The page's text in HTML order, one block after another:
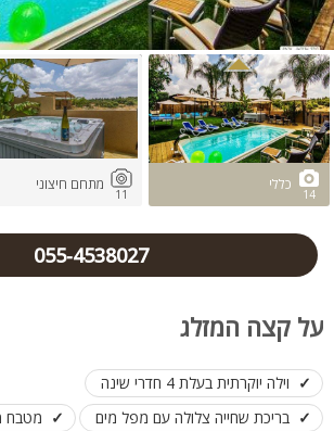
14
כללי
11
מתחם חיצוני
055-4538027
על קצה המזלג
וילה יוקרתית בעלת 4 חדרי שינה
בריכת שחייה צלולה עם מפל מים
מטבח